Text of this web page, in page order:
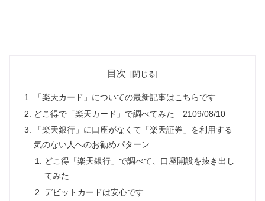
目次
「楽天カード」についての最新記事はこちらです
どこ得で「楽天カード」で調べてみた 2109/08/10
「楽天銀行」に口座がなくて「楽天証券」を利用する
気のない人へのお勧めパターン
どこ得「楽天銀行」で調べて、口座開設を抜き出し
てみた
デビットカードは安心です